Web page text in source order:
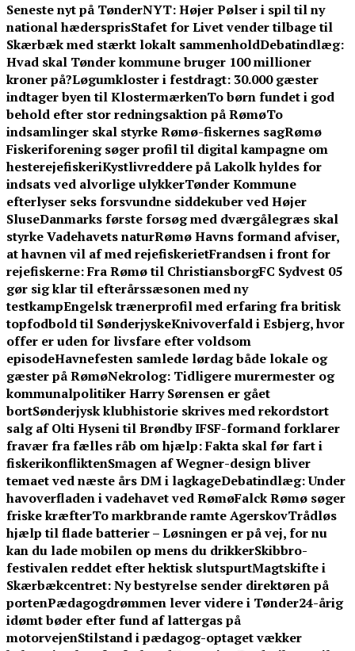
Seneste nyt på TønderNYT:Højer Pølser i spil til ny
national hædersprisStafet for Livet vender tilbage til
Skærbæk med stærkt lokalt sammenholdDebatindlæg:
Hvad skal Tønder kommune bruger 100 millioner
kroner på?Løgumkloster i festdragt: 30.000 gæster
indtager byen til KlostermærkenTo børn fundet i god
behold efter stor redningsaktion på RømøTo
indsamlinger skal styrke Rømø-fiskernes sagRømø
Fiskeriforening søger profil til digital kampagne om
hesterejefiskeriKystlivreddere på Lakolk hyldes for
indsats ved alvorlige ulykkerTønder Kommune
efterlyser seks forsvundne siddekuber ved Højer
SluseDanmarks første forsøg med dværgålegræs skal
styrke Vadehavets naturRømø Havns formand afviser,
at havnen vil af med rejefiskerietFrandsen i front for
rejefiskerne: Fra Rømø til ChristiansborgFC Sydvest 05
gør sig klar til efterårssæsonen med ny
testkampEngelsk trænerprofil med erfaring fra britisk
topfodbold til SønderjyskeKnivoverfald i Esbjerg, hvor
offer er uden for livsfare efter voldsom
episodeHavnefesten samlede lørdag både lokale og
gæster på RømøNekrolog: Tidligere murermester og
kommunalpolitiker Harry Sørensen er gået
bortSønderjysk klubhistorie skrives med rekordstort
salg af Olti Hyseni til Brøndby IFSF-formand forklarer
fravær fra fælles råb om hjælp: Fakta skal før fart i
fiskerikonfliktenSmagen af Wegner-design bliver
temaet ved næste års DM i lagkageDebatindlæg: Under
havoverfladen i vadehavet ved RømøFalck Rømø søger
friske kræfterTo markbrande ramte AgerskovTrådløs
hjælp til flade batterier – Løsningen er på vej, for nu
kan du lade mobilen op mens du drikkerSkibbro-
festivalen reddet efter hektisk slutspurtMagtskifte i
Skærbækcentret: Ny bestyrelse sender direktøren på
portenPædagogdrømmen lever videre i Tønder24-årig
idømt bøder efter fund af lattergas på
motorvejenStilstand i pædagog-optaget vækker